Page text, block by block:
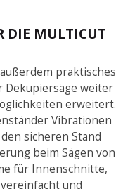
DIE MULTICUT
praktisches
Dekupiersäge weiter
erweitert.
Vibrationen
sicheren Stand
beim Sägen von
für Innenschnitte,
und